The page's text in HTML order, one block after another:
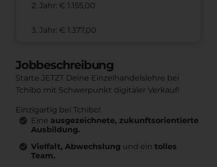
2. Jahr: € 1.155,00
3. Jahr: € 1.377,00
Jobbeschreibung
Starte JETZT Deine Einzelhandelslehre bei
Tchibo mit Schwerpunkt digitaler Verkauf!
Einzigartig bei Tchibo!
Eine ausgezeichnete, zukunftsorientierte
Ausbildung.
Vielfalt, Abwechslung und ein tolles
Team.